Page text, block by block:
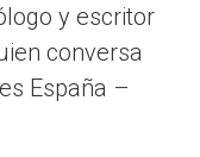
y escritor
conversa
España –